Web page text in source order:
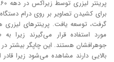
برای کشیدن تصاویر بر روی درام
گرفت، توسعه یافت. پرینتر‌های لیزری
مورد استفاده قرار می‌گیرند زیرا
جوهرافشان هستند. این چاپگر بیشتر
بالایی دارند مشاهده می‌شود زیرا